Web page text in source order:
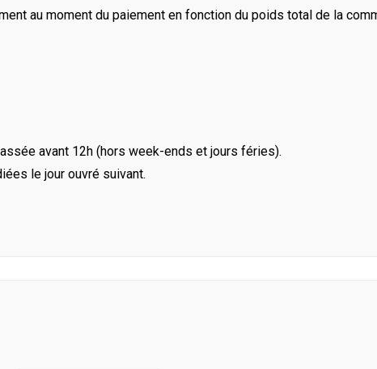
au moment du paiement en fonction du poids total de la
avant 12h (hors week-ends et jours féries).
le jour ouvré suivant.